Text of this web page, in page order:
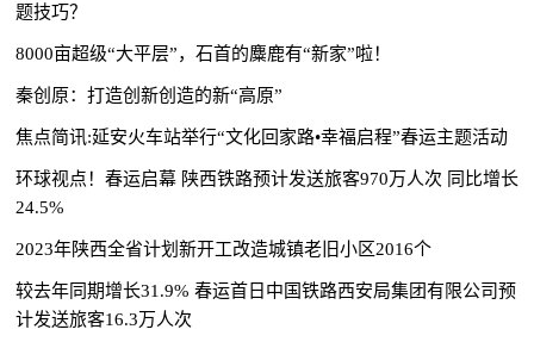
题技巧？
8000亩超级“大平层”，石首的麋鹿有“新家”啦！
秦创原：打造创新创造的新“高原”
焦点简讯:延安火车站举行“文化回家路•幸福启程”春运主题活动
环球视点！春运启幕 陕西铁路预计发送旅客970万人次 同比增长
24.5%
2023年陕西全省计划新开工改造城镇老旧小区2016个
较去年同期增长31.9% 春运首日中国铁路西安局集团有限公司预
计发送旅客16.3万人次